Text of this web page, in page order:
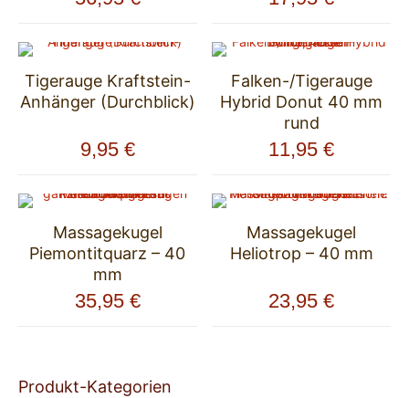
Tigerauge Kraftstein-
Anhänger (Durchblick)
9,95 €
Falken-/Tigerauge
Hybrid Donut 40 mm
rund
11,95€
Massagekugel
Piemontitquarz – 40
mm
35,95 €
Massagekugel
Heliotrop – 40 mm
23,95€
Produkt-Kategorien